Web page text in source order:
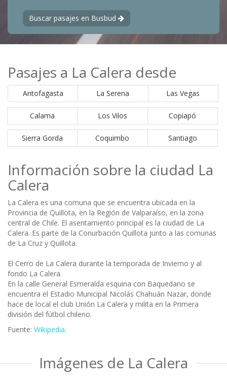
Buscar pasajes en Busbud
Pasajes a La Calera desde
Antofagasta La Serena Las Vegas
Calama Los Vilos Copiapó
Sierra Gorda Coquimbo Santiago
Información sobre la ciudad La
Calera
La Calera es una comuna que se encuentra ubicada en la
Provincia de Quillota, en la Región de Valparaíso, en la zona
central de Chile. El asentamiento principal es la ciudad de La
Calera. Es parte de la Conurbación Quillota junto a las comunas
de La Cruz y Quillota.
El Cerro de La Calera durante la temporada de Invierno y al
fondo La Calera.
En la calle General Esmeralda esquina con Baquedano se
encuentra el Estadio Municipal Nicolás Chahuán Nazar, donde
hace de local el club Unión La Calera y milita en la Primera
división del fútbol chileno.
Fuente: Wikipedia
Imágenes de La Calera